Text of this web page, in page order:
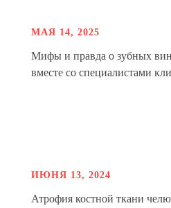
МАЯ 14, 2025
Мифы и правда о зубных
вместе со специалистами
ИЮНЯ 13, 2024
Атрофия костной ткани